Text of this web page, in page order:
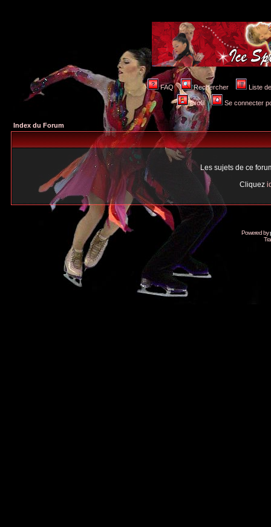
FAQ Rechercher Liste
Profil Se connecter
Index du Forum
Les sujets de ce
Cliquez
Powered by